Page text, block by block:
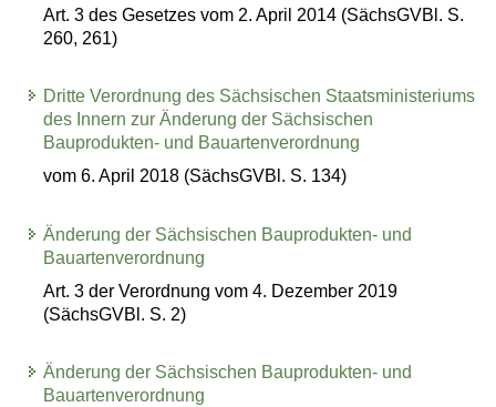
Art. 3 des Gesetzes vom 2. April 2014 (SächsGVBl. S.
260, 261)
Dritte Verordnung des Sächsischen Staatsministeriums
des Innern zur Änderung der Sächsischen
Bauprodukten- und Bauartenverordnung
vom 6. April 2018 (SächsGVBl. S. 134)
Änderung der Sächsischen Bauprodukten- und
Bauartenverordnung
Art. 3 der Verordnung vom 4. Dezember 2019
(SächsGVBl. S. 2)
Änderung der Sächsischen Bauprodukten- und
Bauartenverordnung